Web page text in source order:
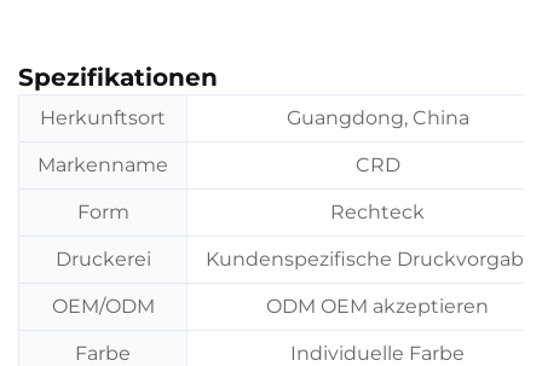
Spezifikationen
Herkunftsort Guangdong, China
Markenname CRD
Form Rechteck
Druckerei Kundenspezifische
OEM/ODM ODM OEM akzeptieren
Farbe Individuelle Farbe